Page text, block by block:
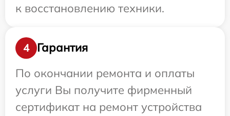
к восстановлению техники.
4
Гарантия
По окончании ремонта и оплаты
услуги Вы получите фирменный
сертификат на ремонт устройства